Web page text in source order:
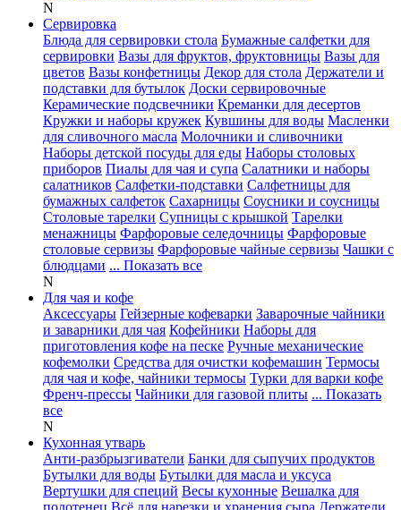
N
Сервировка
Блюда для сервировки стола Бумажные салфетки для
сервировки Вазы для фруктов, фруктовницы Вазы для
цветов Вазы конфетницы Декор для стола Держатели и
подставки для бутылок Доски сервировочные
Керамические подсвечники Креманки для десертов
Кружки и наборы кружек Кувшины для воды Масленки
для сливочного масла Молочники и сливочники
Наборы детской посуды для еды Наборы столовых
приборов Пиалы для чая и супа Салатники и наборы
салатников Салфетки-подставки Салфетницы для
бумажных салфеток Сахарницы Соусники и соусницы
Столовые тарелки Супницы с крышкой Тарелки
менажницы Фарфоровые селедочницы Фарфоровые
столовые сервизы Фарфоровые чайные сервизы Чашки с
блюдцами ... Показать все
N
Для чая и кофе
Аксессуары Гейзерные кофеварки Заварочные чайники
и заварники для чая Кофейники Наборы для
приготовления кофе на песке Ручные механические
кофемолки Средства для очистки кофемашин Термосы
для чая и кофе, чайники термосы Турки для варки кофе
Френч-прессы Чайники для газовой плиты ... Показать
все
N
Кухонная утварь
Анти-разбрызгиватели Банки для сыпучих продуктов
Бутылки для воды Бутылки для масла и уксуса
Вертушки для специй Весы кухонные Вешалка для
полотенец Всё для нарезки и хранения сыра Держатели